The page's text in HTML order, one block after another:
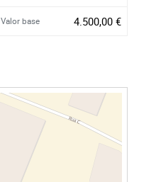
Valor base 4.500,00 €